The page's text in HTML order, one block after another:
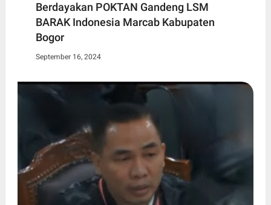
Berdayakan POKTAN Gandeng LSM
BARAK Indonesia Marcab Kabupaten
Bogor
September 16, 2024